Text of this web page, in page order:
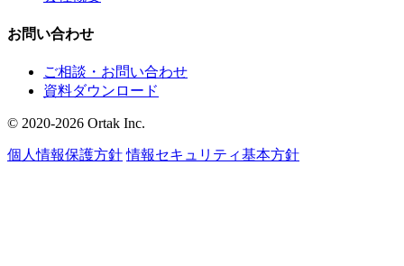
お問い合わせ
ご相談・お問い合わせ
資料ダウンロード
© 2020-2026 Ortak Inc.
個人情報保護方針 情報セキュリティ基本方針